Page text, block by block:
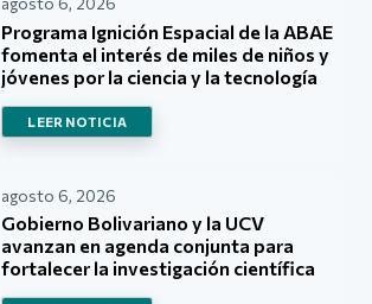
Programa Ignición Espacial de la ABAE
fomenta el interés de miles de niños y
jóvenes por la ciencia y la tecnología
LEER NOTICIA
agosto 6, 2026
Gobierno Bolivariano y la UCV
avanzan en agenda conjunta para
fortalecer la investigación científica